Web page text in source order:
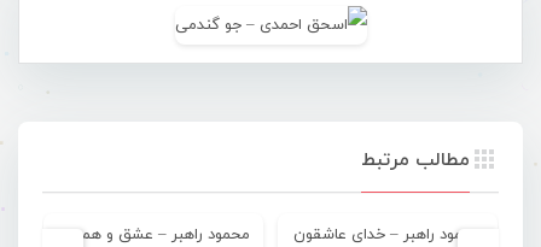
مطالب مرتبط
محمود راهبر – خدای عاشقون محمود راهبر – عشق و همدلی